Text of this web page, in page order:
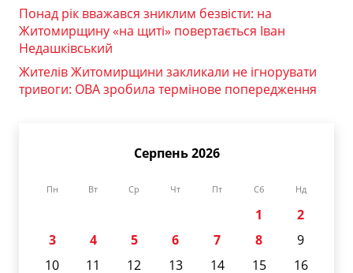
Понад рік вважався зниклим безвісти: на
Житомирщину «на щиті» повертається Іван
Недашківський
Жителів Житомирщини закликали не ігнорувати
тривоги: ОВА зробила термінове попередження
Серпень 2026
Пн Вт Ср Чт Пт Сб Нд
1
2
3
4 5 6 7 8
9
10
11 12 13 14 15
16